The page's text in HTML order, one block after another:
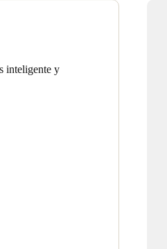
inteligente y